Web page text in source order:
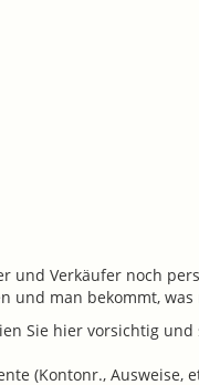
und Verkäufer noch
und man bekommt, was
Sie hier vorsichtig und
(Kontonr., Ausweise,